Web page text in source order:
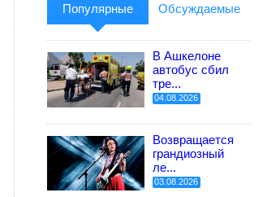
Популярные Обсуждаемые
В Ашкелоне
автобус сбил
тре...
04.08.2026
Возвращается
грандиозный
ле...
03.08.2026